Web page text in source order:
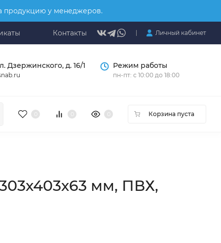
продукцию у менеджеров.
Контакты Личный кабинет
Дзержинского, д. 16/1 Режим работы
пн-пт: с 10:00 до 18:00
Корзина пуста
мм, ПВХ,